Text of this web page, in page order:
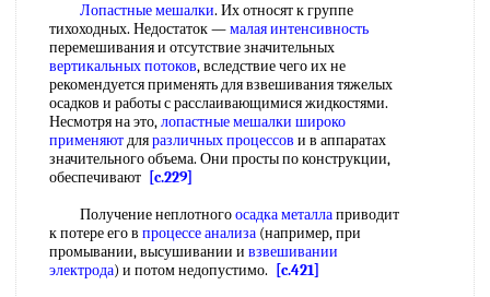
Лопастные мешалки. Их относят к группе
тихоходных. Недостаток —малая интенсивность
перемешивания и отсутствие значительных
вертикальных потоков, вследствие чего их не
рекомендуется применять для взвешивания тяжелых
осадков и работы с расслаивающимися жидкостями.
Несмотря на это,лопастные мешалки широко
применяютдляразличных процессов и в аппаратах
значительного объема. Они просты по конструкции,
обеспечивают [c.229]
Получение неплотногоосадка металлаприводит
к потере его в процессе анализа (например, при
промывании, высушивании и взвешивании
электрода) и потом недопустимо.
[c.421]